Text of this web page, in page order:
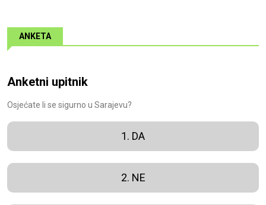
ANKETA
Anketni upitnik
Osjećate li se sigurno u Sarajevu?
1. DA
2. NE